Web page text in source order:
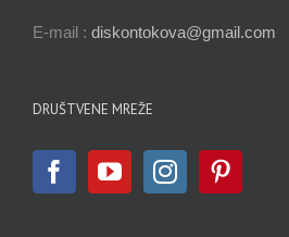
E-mail : diskontokova@gmail.com
DRUŠTVENE MREŽE